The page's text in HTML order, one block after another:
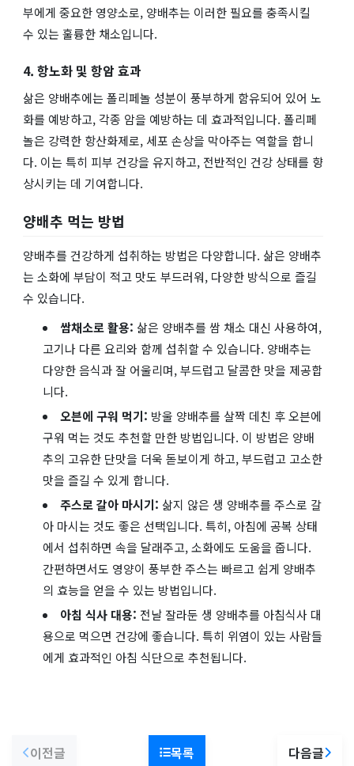
부에게 중요한 영양소로, 양배추는 이러한 필요를 충족시킬
수 있는 훌륭한 채소입니다.
4. 항노화 및 항암 효과
삶은 양배추에는 폴리페놀 성분이 풍부하게 함유되어 있어 노
화를 예방하고, 각종 암을 예방하는 데 효과적입니다. 폴리페
놀은 강력한 항산화제로, 세포 손상을 막아주는 역할을 합니
다. 이는 특히 피부 건강을 유지하고, 전반적인 건강 상태를 향
상시키는 데 기여합니다.
양배추 먹는 방법
양배추를 건강하게 섭취하는 방법은 다양합니다. 삶은 양배추
는 소화에 부담이 적고 맛도 부드러워, 다양한 방식으로 즐길
수 있습니다.
쌈채소로 활용: 삶은 양배추를 쌈 채소 대신 사용하여,
고기나 다른 요리와 함께 섭취할 수 있습니다. 양배추는
다양한 음식과 잘 어울리며, 부드럽고 달콤한 맛을 제공합
니다.
오븐에 구워 먹기: 방울 양배추를 살짝 데친 후 오븐에
구워 먹는 것도 추천할 만한 방법입니다. 이 방법은 양배
추의 고유한 단맛을 더욱 돋보이게 하고, 부드럽고 고소한
맛을 즐길 수 있게 합니다.
주스로 갈아 마시기: 삶지 않은 생 양배추를 주스로 갈
아 마시는 것도 좋은 선택입니다. 특히, 아침에 공복 상태
에서 섭취하면 속을 달래주고, 소화에도 도움을 줍니다.
간편하면서도 영양이 풍부한 주스는 빠르고 쉽게 양배추
의 효능을 얻을 수 있는 방법입니다.
아침 식사 대용: 전날 잘라둔 생 양배추를 아침식사 대
용으로 먹으면 건강에 좋습니다. 특히 위염이 있는 사람들
에게 효과적인 아침 식단으로 추천됩니다.
이전글 목록 다음글